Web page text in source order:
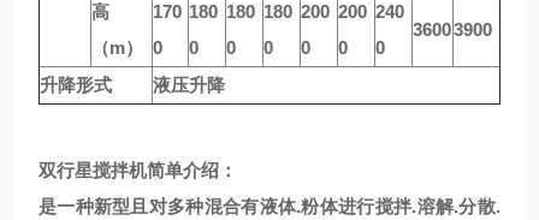
高
（m）
170
0
180
0
180
0
180
0
200
0
200
0
240
0
36003900
升降形式 液压升降
双行星搅拌机简单介绍：
是一种新型且对多种混合有液体.粉体进行搅拌.溶解.分散.